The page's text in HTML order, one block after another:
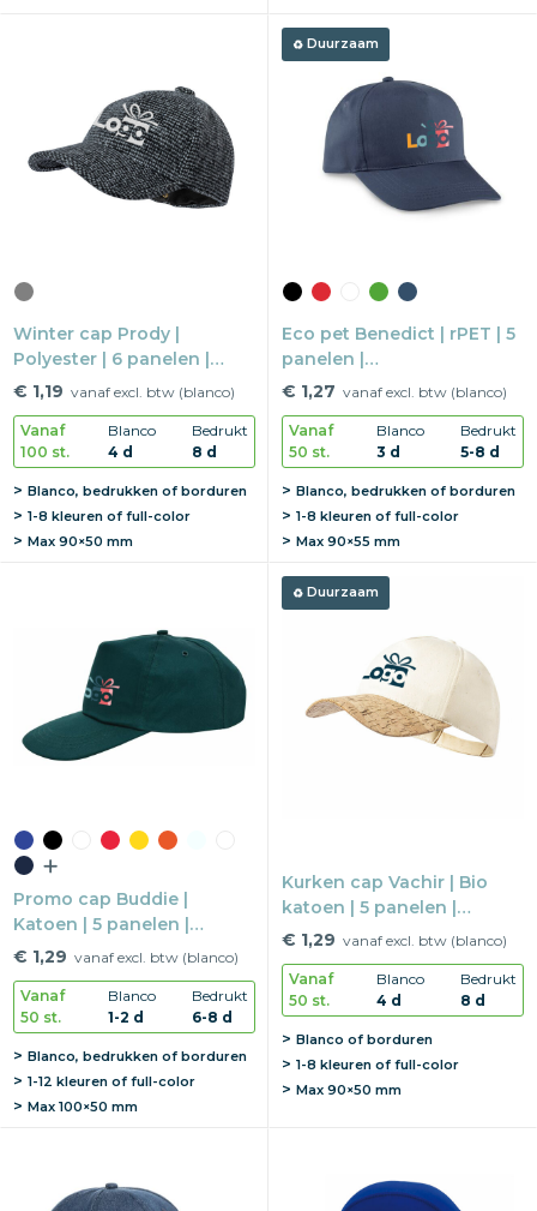
Winter cap Prody |
Polyester | 6 panelen |
Metalen buckle sluiting
€ 1,19 vanaf excl. btw (blanco)
Vanaf
100 st.
Blanco
4 d
Bedrukt
8 d
Blanco, bedrukken of borduren
1-8 kleuren of full-color
Max 90×50 mm
Duurzaam
Eco pet Benedict | rPET | 5
panelen |
klittenbandsluiting
€ 1,27 vanaf excl. btw (blanco)
Vanaf
50 st.
Blanco
3 d
Bedrukt
5-8 d
Blanco, bedrukken of borduren
1-8 kleuren of full-color
Max 90×55 mm
Promo cap Buddie |
Katoen | 5 panelen |
Kunststof druksluiting
€ 1,29 vanaf excl. btw (blanco)
Vanaf
50 st.
Blanco
1-2 d
Bedrukt
6-8 d
Blanco, bedrukken of borduren
1-12 kleuren of full-color
Max 100×50 mm
Duurzaam
Kurken cap Vachir | Bio
katoen | 5 panelen |
Klittenbandsluiting
€ 1,29 vanaf excl. btw (blanco)
Vanaf
50 st.
Blanco
4 d
Bedrukt
8 d
Blanco of borduren
1-8 kleuren of full-color
Max 90×50 mm